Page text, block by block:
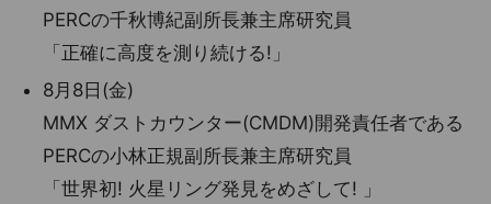
PERCの千秋博紀副所長兼主席研究員
「正確に高度を測り続ける!」
8月8日(金)
MMX ダストカウンター(CMDM)開発責任者である
PERCの小林正規副所長兼主席研究員
「世界初! 火星リング発見をめざして! 」